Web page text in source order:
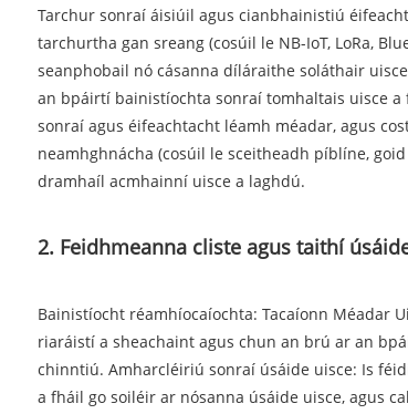
Tarchur sonraí áisiúil agus cianbhainistiú
tarchurtha gan sreang (cosúil le NB-IoT, LoRa,
seanphobail nó cásanna díláraithe soláthair
an bpáirtí bainistíochta sonraí tomhaltais uisce
sonraí agus éifeachtacht léamh méadar, agus
neamhghnácha (cosúil le sceitheadh ​​píblíne,
dramhaíl acmhainní uisce a laghdú.
2. Feidhmeanna cliste agus taithí
Bainistíocht réamhíocaíochta: Tacaíonn Méadar
riaráistí a sheachaint agus chun an brú ar an
chinntiú. Amharcléiriú sonraí úsáide uisce: Is
a fháil go soiléir ar nósanna úsáide uisce, agus